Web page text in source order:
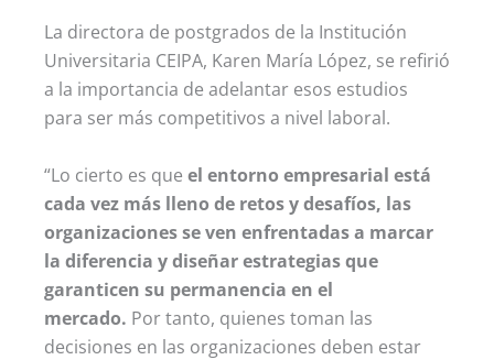
La directora de postgrados de la Institución
Universitaria CEIPA, Karen María López, se refirió
a la importancia de adelantar esos estudios
para ser más competitivos a nivel laboral.
“Lo cierto es que el entorno empresarial está
cada vez más lleno de retos y desafíos, las
organizaciones se ven enfrentadas a marcar
la diferencia y diseñar estrategias que
garanticen su permanencia en el
mercado. Por tanto, quienes toman las
decisiones en las organizaciones deben estar